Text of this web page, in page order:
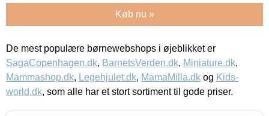
Køb nu »
De mest populære børnewebshops i øjeblikket er
SagaCopenhagen.dk, BarnetsVerden.dk, Miniature.dk,
Mammashop.dk, Legehjulet.dk, MamaMilla.dk og Kids-
world.dk, som alle har et stort sortiment til gode priser.